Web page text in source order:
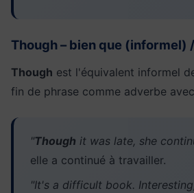
Though – bien que (informel)
Though est l'équivalent informel
fin de phrase comme adverbe
"Though it was late, she
elle a continué à travailler.
"It's a difficult book. Interesting,